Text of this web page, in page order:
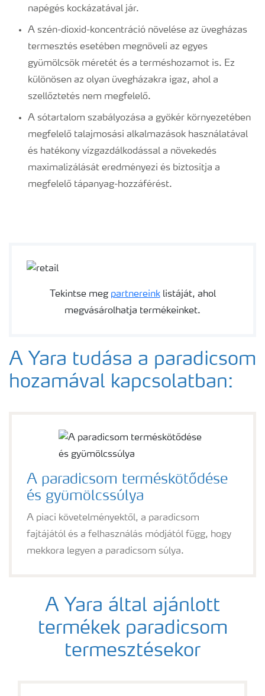
napégés kockázatával jár.
A szén-dioxid-koncentráció növelése az üvegházas
termesztés esetében megnöveli az egyes
gyümölcsök méretét és a terméshozamot is. Ez
különösen az olyan üvegházakra igaz, ahol a
szellőztetés nem megfelelő.
A sótartalom szabályozása a gyökér környezetében
megfelelő talajmosási alkalmazások használatával
és hatékony vízgazdálkodással a növekedés
maximalizálását eredményezi és biztosítja a
megfelelő tápanyag-hozzáférést.
Tekintse meg partnereinklistáját, ahol
megvásárolhatja termékeinket.
A Yara tudása a paradicsom
hozamával kapcsolatban:
A paradicsom terméskötődése
és gyümölcssúlya
A piaci követelményektől, a paradicsom
fajtájától és a felhasználás módjától függ, hogy
mekkora legyen a paradicsom súlya.
A Yara által ajánlott
termékek paradicsom
termesztésekor